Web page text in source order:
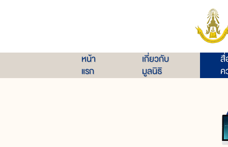
หน้า
แรก
เกี่ยวกับ
มูลนิธิ
สื่
ค